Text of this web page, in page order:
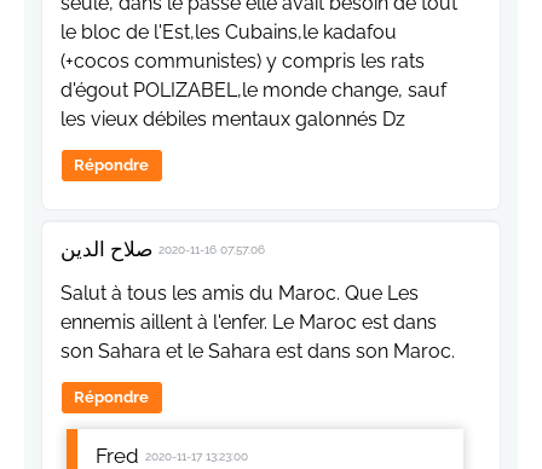
le bloc de l'Est,les Cubains,le kadafou
(+cocos communistes) y compris les rats
d'égout POLIZABEL,le monde change, sauf
les vieux débiles mentaux galonnés Dz
Répondre
صلاح الدين 2020-11-16 07:57:06
Salut à tous les amis du Maroc. Que Les
ennemis aillent à l'enfer. Le Maroc est dans
son Sahara et le Sahara est dans son Maroc.
Répondre
Fred 2020-11-17 13:23:00